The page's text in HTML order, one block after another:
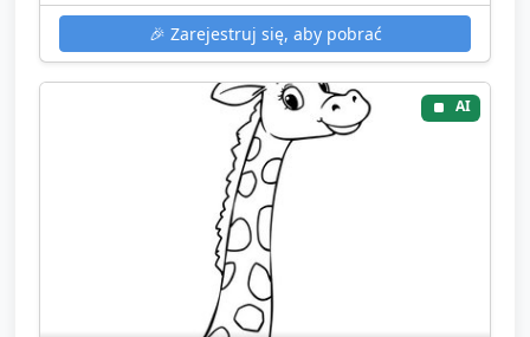
🎉 Zarejestruj się, aby pobrać
AI